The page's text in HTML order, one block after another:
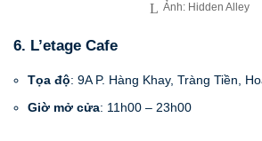
Ảnh: Hidden Alley
6. L’etage Cafe
Tọa độ: 9A P. Hàng Khay, Tràng Tiền,
Giờ mở cửa: 11h00 – 23h00